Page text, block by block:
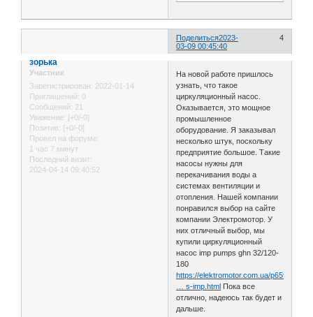
Поделиться 4
2023-
03-09 00:45:40
зорька
Участник
Зарегистрирован: 2022-01-14
Приглашений: 0
Сообщений: 21
Уважение: [+0/-0]
Позитив: [+0/-0]
Провел на форуме:
1 час 7 минут
Последний визит:
2024-04-14 09:40:52
На новой работе пришлось
узнать, что такое
циркуляционный насос.
Оказывается, это мощное
промышленное
оборудование. Я заказывал
несколько штук, поскольку
предприятие большое. Такие
насосы нужны для
перекачивания воды а
системах вентиляции и
отопления. Нашей компании
понравился выбор на сайте
компании Электромотор. У
них отличный выбор, мы
купили циркуляционный
насос imp pumps ghn 32/120-
180
https://elektromotor.com.ua/
… s-imp.html Пока все
отлично, надеюсь так будет и
дальше.